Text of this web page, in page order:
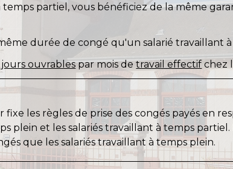
temps partiel, vous bénéficiez de la même
durée de congé qu'un salarié travaillant
jours ouvrablespar mois detravail effectif chez
les règles de prise des congés payés en
plein et les salariés travaillant à temps
que les salariés travaillant à temps plein.